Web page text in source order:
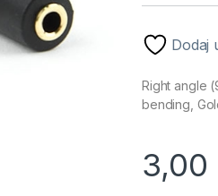
Dodaj
Right angle
bending,
3,00